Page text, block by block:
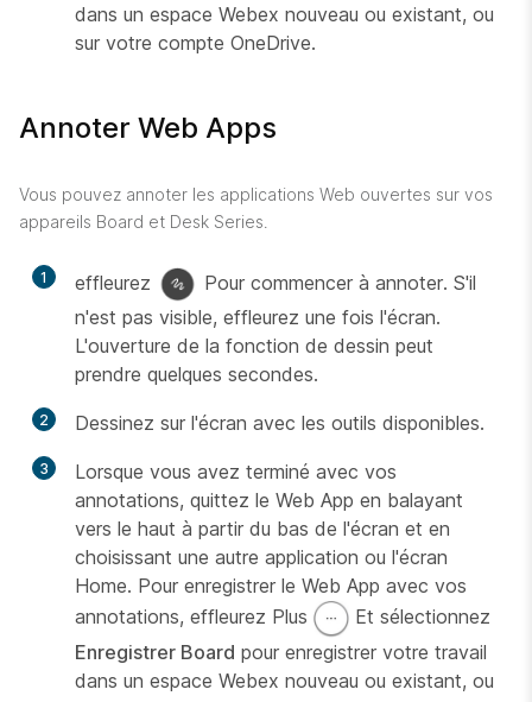
dans un espace Webex nouveau ou existant, ou
sur votre compte OneDrive.
Annoter Web Apps
Vous pouvez annoter les applications Web ouvertes sur vos
appareils Board et Desk Series.
1 effleurez
Pour commencer à annoter. S'il
n'est pas visible, effleurez une fois l'écran.
L'ouverture de la fonction de dessin peut
prendre quelques secondes.
2 Dessinez sur l'écran avec les outils disponibles.
3
Lorsque vous avez terminé avec vos
annotations, quittez le Web App en balayant
vers le haut à partir du bas de l'écran et en
choisissant une autre application ou l'écran
Home. Pour enregistrer le Web App avec vos
annotations, effleurez Plus
Et sélectionnez
Enregistrer Board pour enregistrer votre travail
dans un espace Webex nouveau ou existant, ou